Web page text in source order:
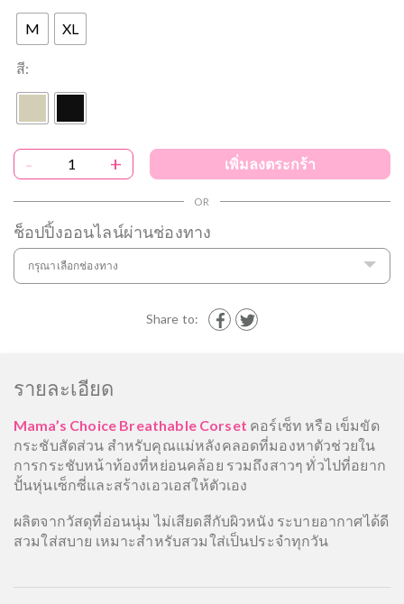
M XL
สี:
- + เพิ่มลงตระกร้า
ช็อปปิ้งออนไลน์ผ่านช่องทาง
กรุณาเลือกช่องทาง
Share to:
รายละเอียด
Mama’s Choice Breathable Corset คอร์เซ็ท หรือ เข็มขัด
กระชับสัดส่วน สำหรับคุณแม่หลังคลอดที่มองหาตัวช่วยใน
การกระชับหน้าท้องที่หย่อนคล้อย รวมถึงสาวๆ ทั่วไปที่อยาก
ปั้นหุ่นเซ็กซี่และสร้างเอวเอสให้ตัวเอง
ผลิตจากวัสดุที่อ่อนนุ่ม ไม่เสียดสีกับผิวหนัง ระบายอากาศได้ดี
สวมใส่สบาย เหมาะสำหรับสวมใส่เป็นประจำทุกวัน